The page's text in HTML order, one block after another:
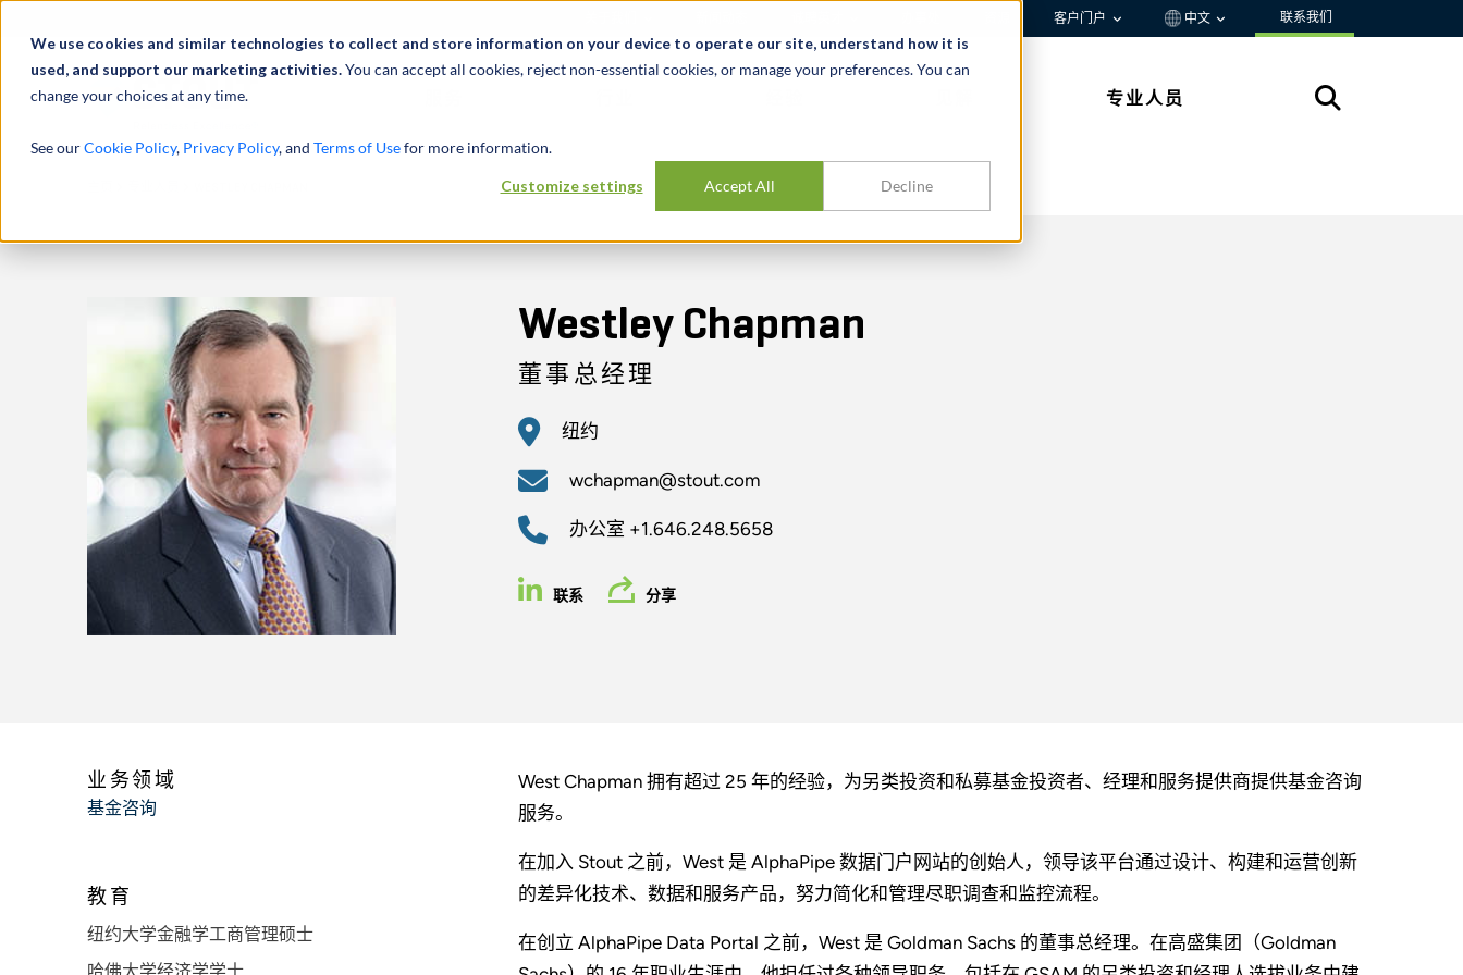
We use cookies and similar technologies to collect and store information on your device to operate our site, understand how it is
used, and support our marketing activities.You can accept all cookies, reject non-essential cookies, or manage your preferences. You can
change your choices at any time.
See ourCookie Policy, Privacy Policy, and Terms of Usefor more information.
Customize settings Accept All Decline
客户门户 中文 联系我们
专业人员
Westley Chapman
董事总经理
纽约
wchapman@stout.com
办公室 +1.646.248.5658
联系 分享
West Chapman 拥有超过 25 年的经验，为另类投资和私募基金投资者、经理和服务提供商提供基金咨询
服务。
在加入 Stout 之前，West 是 AlphaPipe 数据门户网站的创始人，领导该平台通过设计、构建和运营创新
的差异化技术、数据和服务产品，努力简化和管理尽职调查和监控流程。
在创立 AlphaPipe Data Portal 之前，West 是 Goldman Sachs 的董事总经理。在高盛集团（Goldman
业务领域
基金咨询
教育
纽约大学金融学工商管理硕士